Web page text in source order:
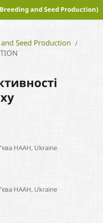
and Seed Production)
Seed Production /
НААН, Ukraine
НААН, Ukraine